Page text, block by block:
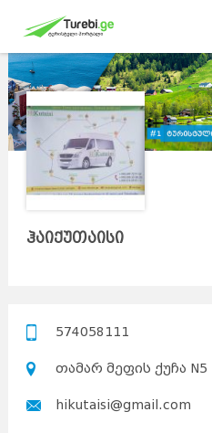
ჰაიქუთაისი
574058111
თამარ მეფის ქუჩა N5
hikutaisi@gmail.com